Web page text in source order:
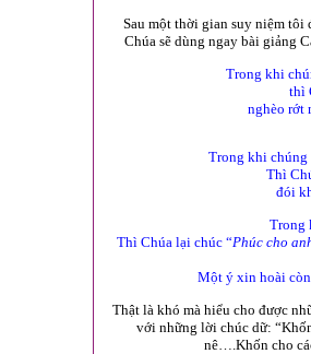
Sau một thời gian suy niệm tôi
Chúa sẽ dùng ngay bài giảng
Trong khi
thì
nghèo rớt
Trong khi chúng
Thì
đói
Trong
Thì Chúa lại chúc “Phúc cho
Một ý xin hoài
Thật là khó mà hiểu cho được
với những lời chúc dữ:
nê….Khốn cho